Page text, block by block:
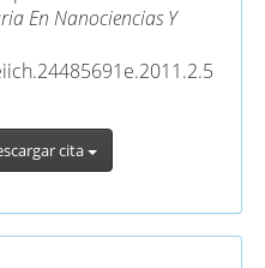
En Nanociencias Y
cita